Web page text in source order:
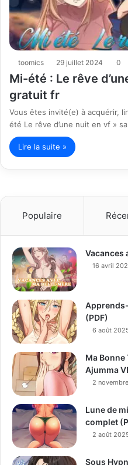
toomics 29 juillet 2024 0
Mi-été : Le rêve
gratuit fr
Vous êtes invité(e) à acquérir,
été Le rêve d’une nuit en vf »
Lire la suite »
Populaire
Vacances
16 avril
(PDF)
6 août
Ma
Ajumma
2
Lune de
complet
2 août
Sous